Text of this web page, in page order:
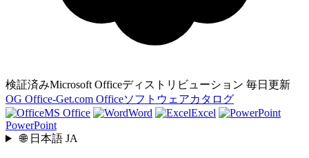
検証済みMicrosoft Officeディストリビューション 毎日更新
OG Office-Get.com Officeソフトウェアカタログ
MS Office
Word
Excel
PowerPoint
🌐 日本語 JA